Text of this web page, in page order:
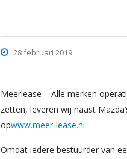
28 februari 2019
Meerlease – Alle merken
zetten, leveren wij naast
opwww.meer-lease.nl
Omdat iedere bestuurder van